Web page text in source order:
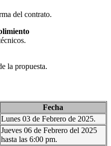
del contrato.
la propuesta.
Fecha
Lunes 03 de Febrero de 2025.
Jueves 06 de Febrero del 2025
hasta las 6:00 pm.